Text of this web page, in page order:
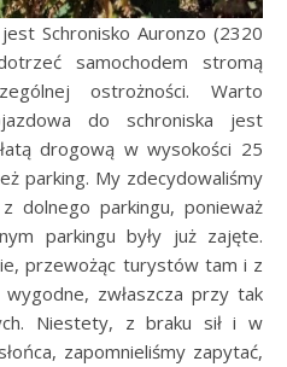
Schronisko Auronzo (2320
samochodem stromą
ostrożności. Warto
do schroniska jest
drogową w wysokości 25
parking. My zdecydowaliśmy
dolnego parkingu, ponieważ
parkingu były już zajęte.
przewożąc turystów tam i z
zwłaszcza przy tak
Niestety, z braku sił i w
zapomnieliśmy zapytać,